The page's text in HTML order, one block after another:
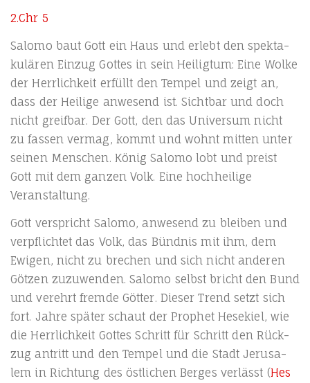
2.Chr 5
Salo­mo baut Gott ein Haus und erlebt den spek­ta­
ku­lä­ren Ein­zug Got­tes in sein Hei­lig­tum: Eine Wol­ke
der Herr­lich­keit erfüllt den Tem­pel und zeigt an,
dass der Hei­li­ge anwe­send ist. Sicht­bar und doch
nicht greif­bar. Der Gott, den das Uni­ver­sum nicht
zu fas­sen ver­mag, kommt und wohnt mit­ten unter
sei­nen Men­schen. König Salo­mo lobt und preist
Gott mit dem gan­zen Volk. Eine hoch­hei­li­ge
Veranstaltung.
Gott ver­spricht Salo­mo, anwe­send zu blei­ben und
ver­pflich­tet das Volk, das Bünd­nis mit ihm, dem
Ewi­gen, nicht zu bre­chen und sich nicht ande­ren
Göt­zen zuzu­wen­den. Salo­mo selbst bricht den Bund
und ver­ehrt frem­de Göt­ter. Die­ser Trend setzt sich
fort. Jah­re spä­ter schaut der Pro­phet Hese­kiel, wie
die Herr­lich­keit Got­tes Schritt für Schritt den Rück­
zug antritt und den Tem­pel und die Stadt Jeru­sa­
lem in Rich­tung des öst­li­chen Ber­ges ver­lässt (Hes